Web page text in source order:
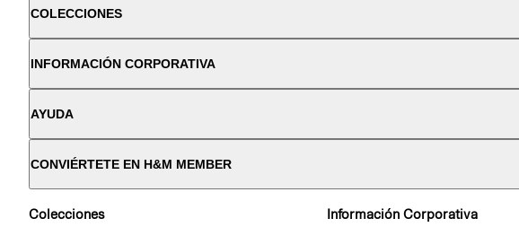
COLECCIONES
INFORMACIÓN CORPORATIVA
AYUDA
CONVIÉRTETE EN H&M MEMBER
Colecciones Información Corporativa